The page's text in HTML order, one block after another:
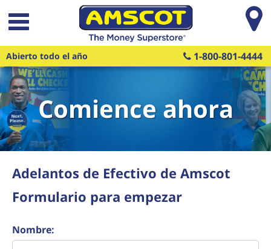
Saltar al contenido principal
Abierto todo el año 1-800-801-4444
Comience ahora
Adelantos de Efectivo de Amscot
Formulario para empezar
Nombre: